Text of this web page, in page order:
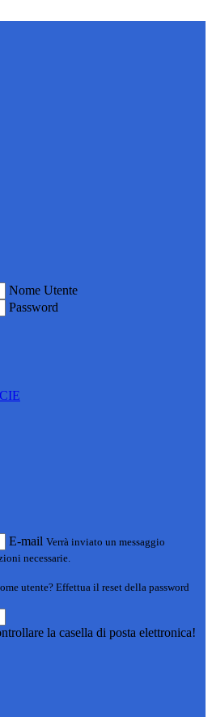
Nome Utente
Password
E-mail Verrà inviato un messaggio
necessarie.
utente? Effettua il reset della password
la casella di posta elettronica!